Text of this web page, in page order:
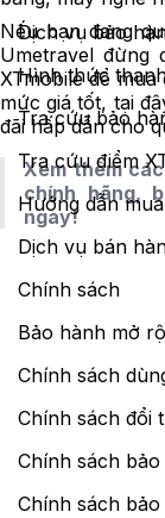
Nếu bạn đang
Umetravel đừng
XTmobile để
mức giá tốt, tại
đãi hấp dẫn cho
Xem thêm
chính hãng,
ngay!
Dịch vụ bảo
Hình thức
Tra cứu bảo
Tra cứu điểm
Hướng dẫn
Dịch vụ bán
Chính sách
Bảo hành mở
Chính sách
Chính sách đổi
Chính sách
Chính sách